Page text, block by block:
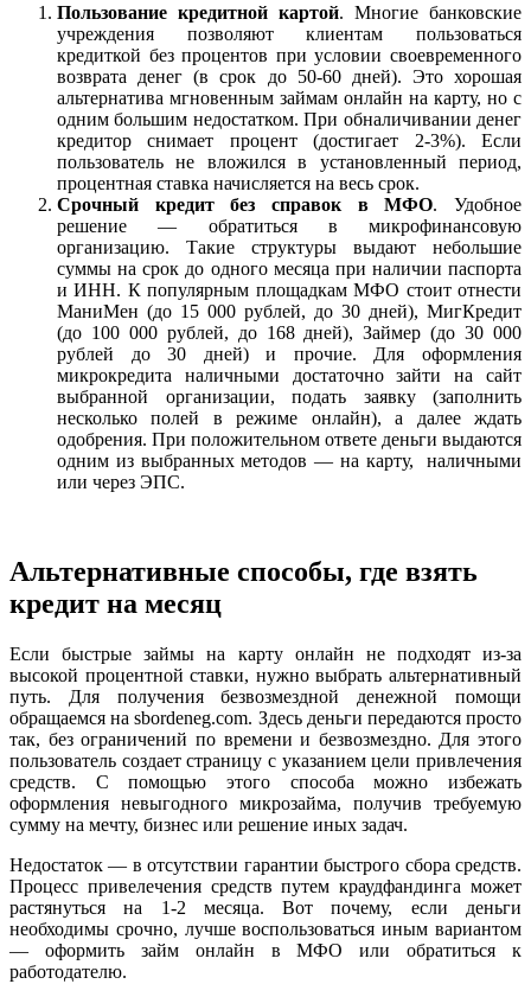
Пользование кредитной картой. Многие банковские
учреждения позволяют клиентам пользоваться
кредиткой без процентов при условии своевременного
возврата денег (в срок до 50-60 дней). Это хорошая
альтернатива мгновенным займам онлайн на карту, но с
одним большим недостатком. При обналичивании денег
кредитор снимает процент (достигает 2-3%). Если
пользователь не вложился в установленный период,
процентная ставка начисляется на весь срок.
Срочный кредит без справок в МФО. Удобное
решение — обратиться в микрофинансовую
организацию. Такие структуры выдают небольшие
суммы на срок до одного месяца при наличии паспорта
и ИНН. К популярным площадкам МФО стоит отнести
МаниМен (до 15 000 рублей, до 30 дней), МигКредит
(до 100 000 рублей, до 168 дней), Займер (до 30 000
рублей до 30 дней) и прочие. Для оформления
микрокредита наличными достаточно зайти на сайт
выбранной организации, подать заявку (заполнить
несколько полей в режиме онлайн), а далее ждать
одобрения. При положительном ответе деньги выдаются
одним из выбранных методов — на карту, наличными
или через ЭПС.
Альтернативные способы, где взять
кредит на месяц
Если быстрые займы на карту онлайн не подходят из-за
высокой процентной ставки, нужно выбрать альтернативный
путь. Для получения безвозмездной денежной помощи
обращаемся на sbordeneg.com. Здесь деньги передаются просто
так, без ограничений по времени и безвозмездно. Для этого
пользователь создает страницу с указанием цели привлечения
средств. С помощью этого способа можно избежать
оформления невыгодного микрозайма, получив требуемую
сумму на мечту, бизнес или решение иных задач.
Недостаток — в отсутствии гарантии быстрого сбора средств.
Процесс привелечения средств путем краудфандинга может
растянуться на 1-2 месяца. Вот почему, если деньги
необходимы срочно, лучше воспользоваться иным вариантом
— оформить займ онлайн в МФО или обратиться к
работодателю.